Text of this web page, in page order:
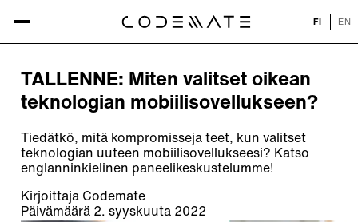
FI EN
Kaikki artikkelit
TALLENNE: Miten valitset oikean
teknologian mobiilisovellukseen?
Tiedätkö, mitä kompromisseja teet, kun valitset
teknologian uuteen mobiilisovellukseesi? Katso
englanninkielinen paneelikeskustelumme!
Kirjoittaja Codemate
Päivämäärä 2. syyskuuta 2022